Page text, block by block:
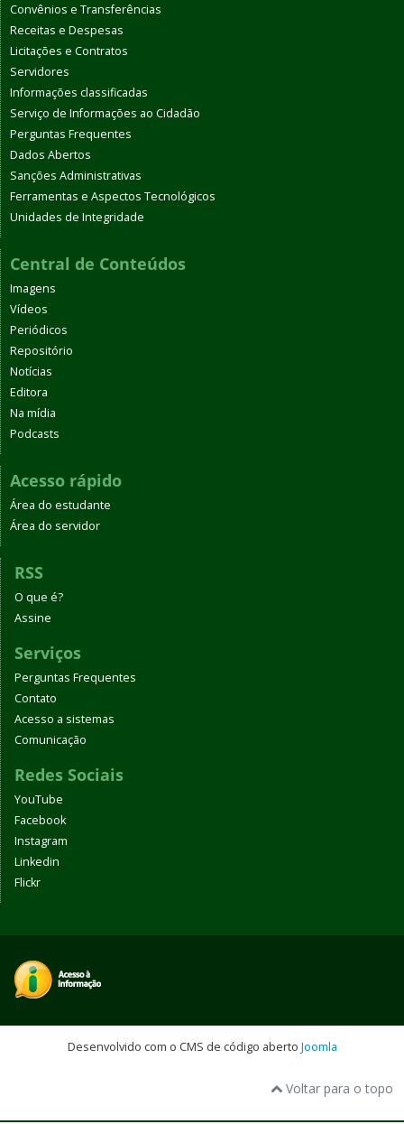
Convênios e Transferências
Receitas e Despesas
Licitações e Contratos
Servidores
Informações classificadas
Serviço de Informações ao Cidadão
Perguntas Frequentes
Dados Abertos
Sanções Administrativas
Ferramentas e Aspectos Tecnológicos
Unidades de Integridade
Central de Conteúdos
Imagens
Vídeos
Periódicos
Repositório
Notícias
Editora
Na mídia
Podcasts
Acesso rápido
Área do estudante
Área do servidor
RSS
O que é?
Assine
Serviços
Perguntas Frequentes
Contato
Acesso a sistemas
Comunicação
Redes Sociais
YouTube
Facebook
Instagram
Linkedin
Flickr
Desenvolvido com o CMS de código aberto Joomla
Voltar para o topo